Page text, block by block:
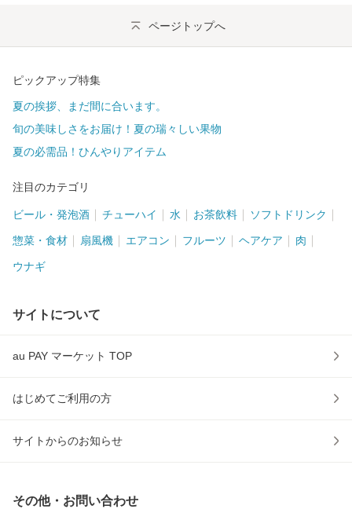
ページトップへ
ピックアップ特集
夏の挨拶、まだ間に合います。
旬の美味しさをお届け！夏の瑞々しい果物
夏の必需品！ひんやりアイテム
注目のカテゴリ
ビール・発泡酒 チューハイ 水 お茶飲料 ソフトドリンク
惣菜・食材 扇風機 エアコン フルーツ ヘアケア 肉
ウナギ
サイトについて
au PAY マーケット TOP
はじめてご利用の方
サイトからのお知らせ
その他・お問い合わせ